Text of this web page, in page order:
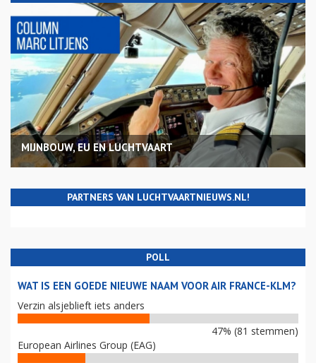
MIJNBOUW, EU EN LUCHTVAART
PARTNERS VAN LUCHTVAARTNIEUWS.NL!
POLL
WAT IS EEN GOEDE NIEUWE NAAM VOOR AIR FRANCE-KLM?
Verzin alsjeblieft iets anders
47% (81 stemmen)
European Airlines Group (EAG)